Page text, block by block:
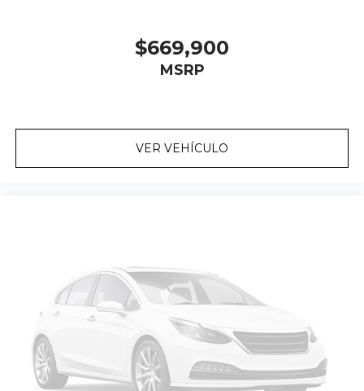
$669,900
MSRP
VER VEHÍCULO